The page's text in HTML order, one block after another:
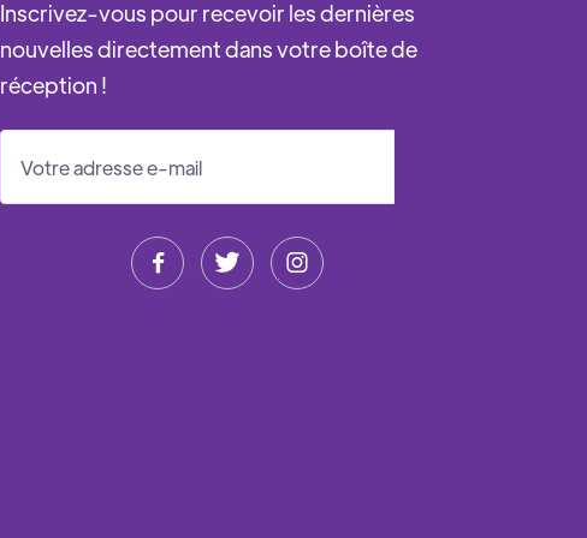
Inscrivez-vous pour recevoir les dernières
nouvelles directement dans votre boîte de
réception !
  